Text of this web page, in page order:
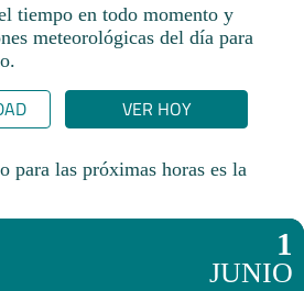
tiempo en todo momento y
meteorológicas del día para
VER HOY
para las próximas horas es la
1
JUNIO